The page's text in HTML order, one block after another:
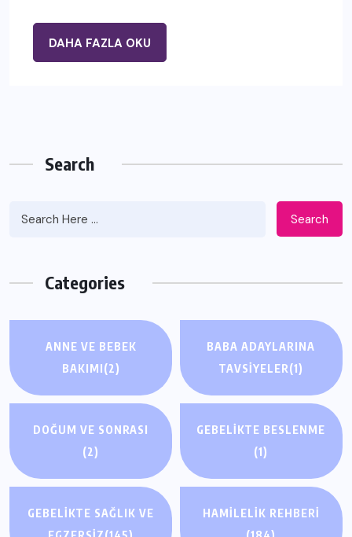
DAHA FAZLA OKU
Search
Search
Categories
ANNE VE BEBEK
BAKIMI(2)
BABA ADAYLARINA
TAVSIYELER(1)
DOĞUM VE SONRASI
(2)
GEBELIKTE BESLENME
(1)
GEBELIKTE SAĞLIK VE
HAMILELIK REHBERI